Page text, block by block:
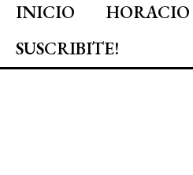
INICIO HORACIO
SUSCRIBITE!